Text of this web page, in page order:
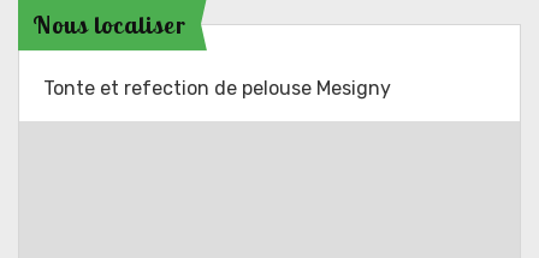
Nous localiser
Tonte et refection de pelouse Mesigny